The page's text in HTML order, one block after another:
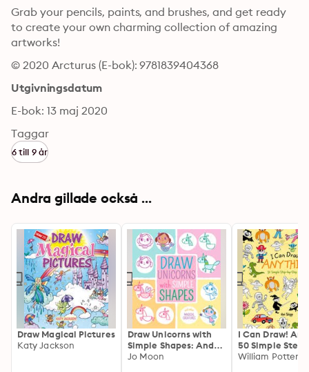
Grab your pencils, paints, and brushes, and get ready
to create your own charming collection of amazing
artworks!
© 2020 Arcturus (E-bok): 9781839404368
Utgivningsdatum
E-bok: 13 maj 2020
Taggar
6 till 9 år
Andra gillade också ...
Draw Magical Pictures
Katy Jackson
Draw Unicorns with
Simple Shapes: And
Other Magical
Jo Moon
I Can Draw!
50 Simple
Step Guides
William Potter